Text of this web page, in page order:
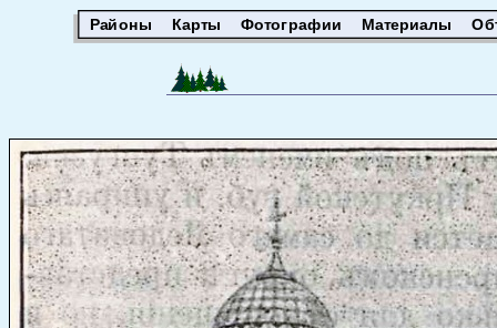
Районы Карты Фотографии Материалы